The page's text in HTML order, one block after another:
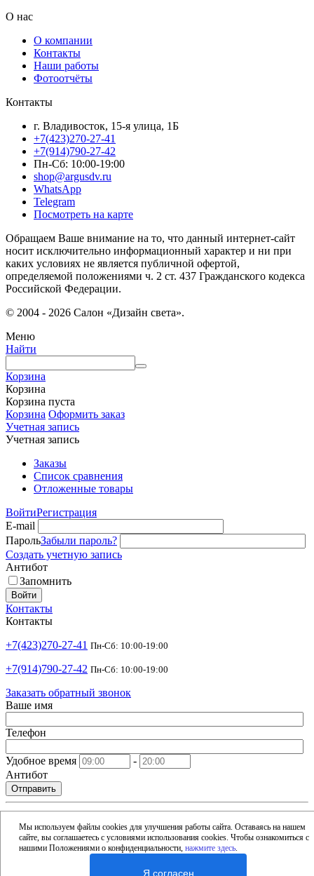
О нас
О компании
Контакты
Наши работы
Фотоотчёты
Контакты
г. Владивосток, 15-я улица, 1Б
+7(423)270-27-41
+7(914)790-27-42
Пн-Сб: 10:00-19:00
shop@argusdv.ru
WhatsApp
Telegram
Посмотреть на карте
Обращаем Ваше внимание на то, что данный интернет-сайт
носит исключительно информационный характер и ни при
каких условиях не является публичной офертой,
определяемой положениями ч. 2 ст. 437 Гражданского кодекса
Российской Федерации.
Мы используем файлы cookies для улучшения работы сайта. Оставаясь на нашем
сайте, вы соглашаетесь с условиями использования cookies. Чтобы ознакомиться с
нашими Положениями о конфиденциальности,нажмите здесь.
Я согласен
© 2004 - 2026 Салон «Дизайн света».
Меню
Найти
Корзина
Корзина
Корзина пуста
Корзина Оформить заказ
Учетная запись
Учетная запись
Заказы
Список сравнения
Отложенные товары
ВойтиРегистрация
E-mail
ПарольЗабыли пароль?
Создать учетную запись
Антибот
Запомнить
Войти
Контакты
Контакты
+7(423)270-27-41 Пн-Сб: 10:00-19:00
+7(914)790-27-42 Пн-Сб: 10:00-19:00
Заказать обратный звонок
Ваше имя
Телефон
Удобное время
-
Антибот
Отправить
Email
Адрес
Россия, Владивосток, 15-я улица, 1Б